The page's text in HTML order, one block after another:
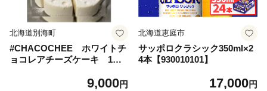
北海道別海町
#CHACOCHEE ホワイトチ
ョコレアチーズケーキ 1ホ
海町,チーズ,ちーず,チーズケ
9,000円
北海道恵庭市
サッポロクラシック350ml×2
4本【930010101】
17,000円